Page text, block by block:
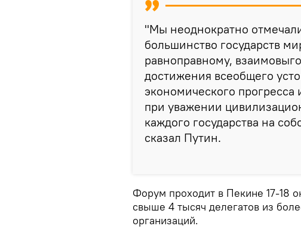
"Мы неоднократно
большинство государств
равноправному,
достижения всеобщего
экономического прогресса
при уважении
каждого государства на
сказал Путин.
Форум проходит в Пекине 17-18
свыше 4 тысяч делегатов из
организаций.